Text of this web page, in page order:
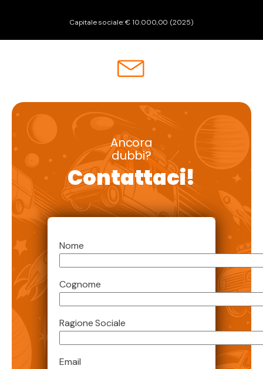
Capitale sociale: € 10.000,00 (2025)
Ancora
dubbi?
Contattaci!
Nome
Cognome
Ragione Sociale
Email